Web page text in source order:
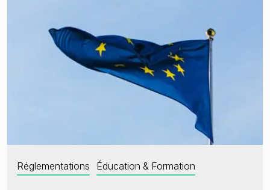
Réglementations Éducation & Formation